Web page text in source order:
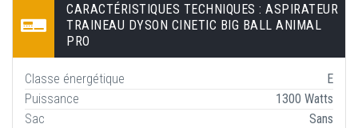
CARACTÉRISTIQUES TECHNIQUES : ASPIRATEUR
TRAINEAU DYSON CINETIC BIG BALL ANIMAL
PRO
Classe énergétique
E
Puissance
1300 Watts
Sac
Sans